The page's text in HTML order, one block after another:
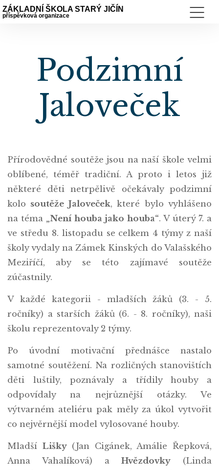
ZÁKLADNÍ ŠKOLA STARÝ JIČÍN
příspěvková organizace
Podzimní
Jaloveček
Přírodovědné soutěže jsou na naší škole velmi
oblíbené, téměř tradiční. A proto i letos již
některé děti netrpělivě očekávaly podzimní
kolo soutěže Jaloveček, které bylo vyhlášeno
na téma „Není houba jako houba“. V úterý 7. a
ve středu 8. listopadu se celkem 4 týmy z naší
školy vydaly na Zámek Kinských do Valašského
Meziříčí, aby se této zajímavé soutěže
zúčastnily.
V každé kategorii - mladších žáků (3. - 5.
ročníky) a starších žáků (6. - 8. ročníky), naši
školu reprezentovaly 2 týmy.
Po úvodní motivační přednášce nastalo
samotné soutěžení. Na rozličných stanovištích
děti luštily, poznávaly a třídily houby a
odpovídaly na nejrůznější otázky. Ve
výtvarném ateliéru pak měly za úkol vytvořit
co nejvěrnější model vylosované houby.
Mladší Lišky(Jan Cigánek, Amálie Řepková,
Anna Vahalíková) aHvězdovky (Linda